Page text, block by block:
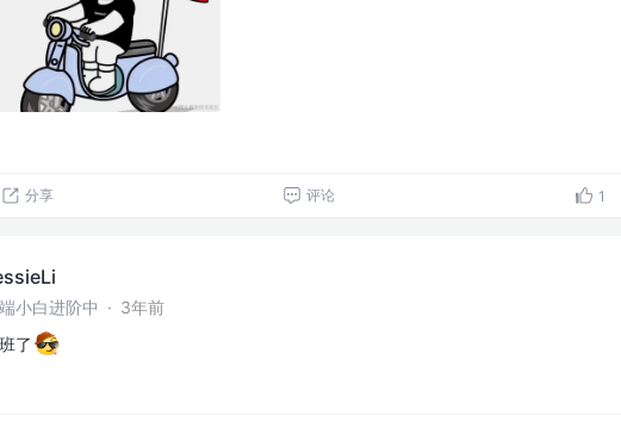
分享 评论 1
小白进阶中 · 3年前
了